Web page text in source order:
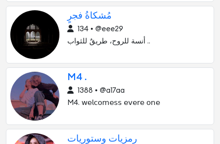
مُشكاةُ فجرٍ
134 • @eee29
أنسة للروح، طريقٌ للثواب ..
M4 .
1388 • @a17aa
M4. 𝗐𝖾𝗅𝖼𝗈𝗆𝖾𝗌𝗌 𝖾𝗏𝖾𝗋𝖾 𝗈𝗇𝖾
رمزيات وستوريات